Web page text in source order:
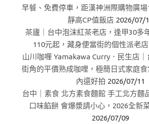
早餐、免費停車，距漢神洲際購物廣
靜高CP值飯店 2026/07/
茶廬｜台中泡沫紅茶老店，逢甲30多
110元起，藏身便當街的個性派老店
山川咖喱 Yamakawa Curry．民生店
街角的平價熟成咖哩，極簡日式家庭
內還好拍 2026/07/11
台中｜素食 北方素食麵館 手工北方麵
口味餡餅 會爆漿請小心，2026全新
2026/07/09